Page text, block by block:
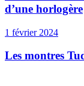
d’une horlogère
1 février 2024
Les montres